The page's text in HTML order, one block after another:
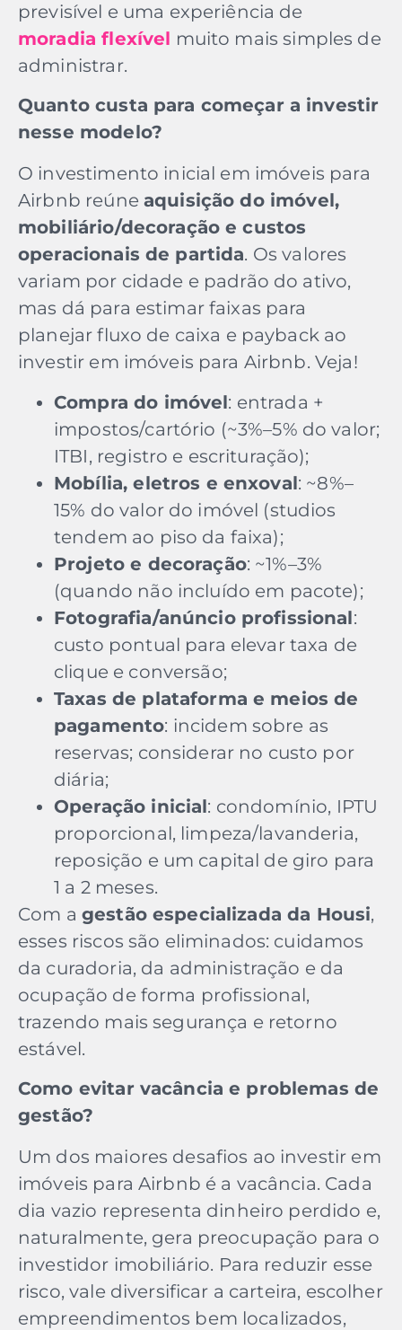
previsível e uma experiência de
moradia flexível muito mais simples de
administrar.
Quanto custa para começar a investir
nesse modelo?
O investimento inicial em imóveis para
Airbnb reúne aquisição do imóvel,
mobiliário/decoração e custos
operacionais de partida. Os valores
variam por cidade e padrão do ativo,
mas dá para estimar faixas para
planejar fluxo de caixa e payback ao
investir em imóveis para Airbnb. Veja!
Compra do imóvel: entrada +
impostos/cartório (~3%–5% do valor;
ITBI, registro e escrituração);
Mobília, eletros e enxoval: ~8%–
15% do valor do imóvel (studios
tendem ao piso da faixa);
Projeto e decoração: ~1%–3%
(quando não incluído em pacote);
Fotografia/anúncio profissional:
custo pontual para elevar taxa de
clique e conversão;
Taxas de plataforma e meios de
pagamento: incidem sobre as
reservas; considerar no custo por
diária;
Operação inicial: condomínio, IPTU
proporcional, limpeza/lavanderia,
reposição e um capital de giro para
1 a 2 meses.
Com a gestão especializada da Housi,
esses riscos são eliminados: cuidamos
da curadoria, da administração e da
ocupação de forma profissional,
trazendo mais segurança e retorno
estável.
Como evitar vacância e problemas de
gestão?
Um dos maiores desafios ao investir em
imóveis para Airbnb é a vacância. Cada
dia vazio representa dinheiro perdido e,
naturalmente, gera preocupação para o
investidor imobiliário. Para reduzir esse
risco, vale diversificar a carteira, escolher
empreendimentos bem localizados,